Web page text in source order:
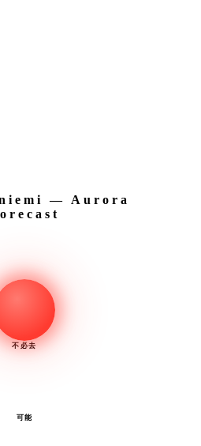
— Aurora
不必去
可能